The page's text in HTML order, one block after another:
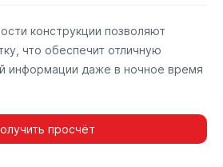
конструкции позволяют
что обеспечит отличную
информации даже в ночное время
просчёт